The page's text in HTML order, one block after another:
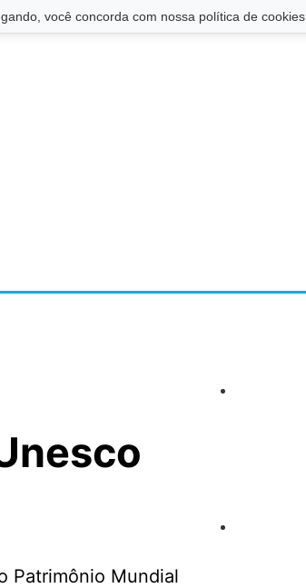
você concorda com nossa política de cookies.
Patrimônio Mundial